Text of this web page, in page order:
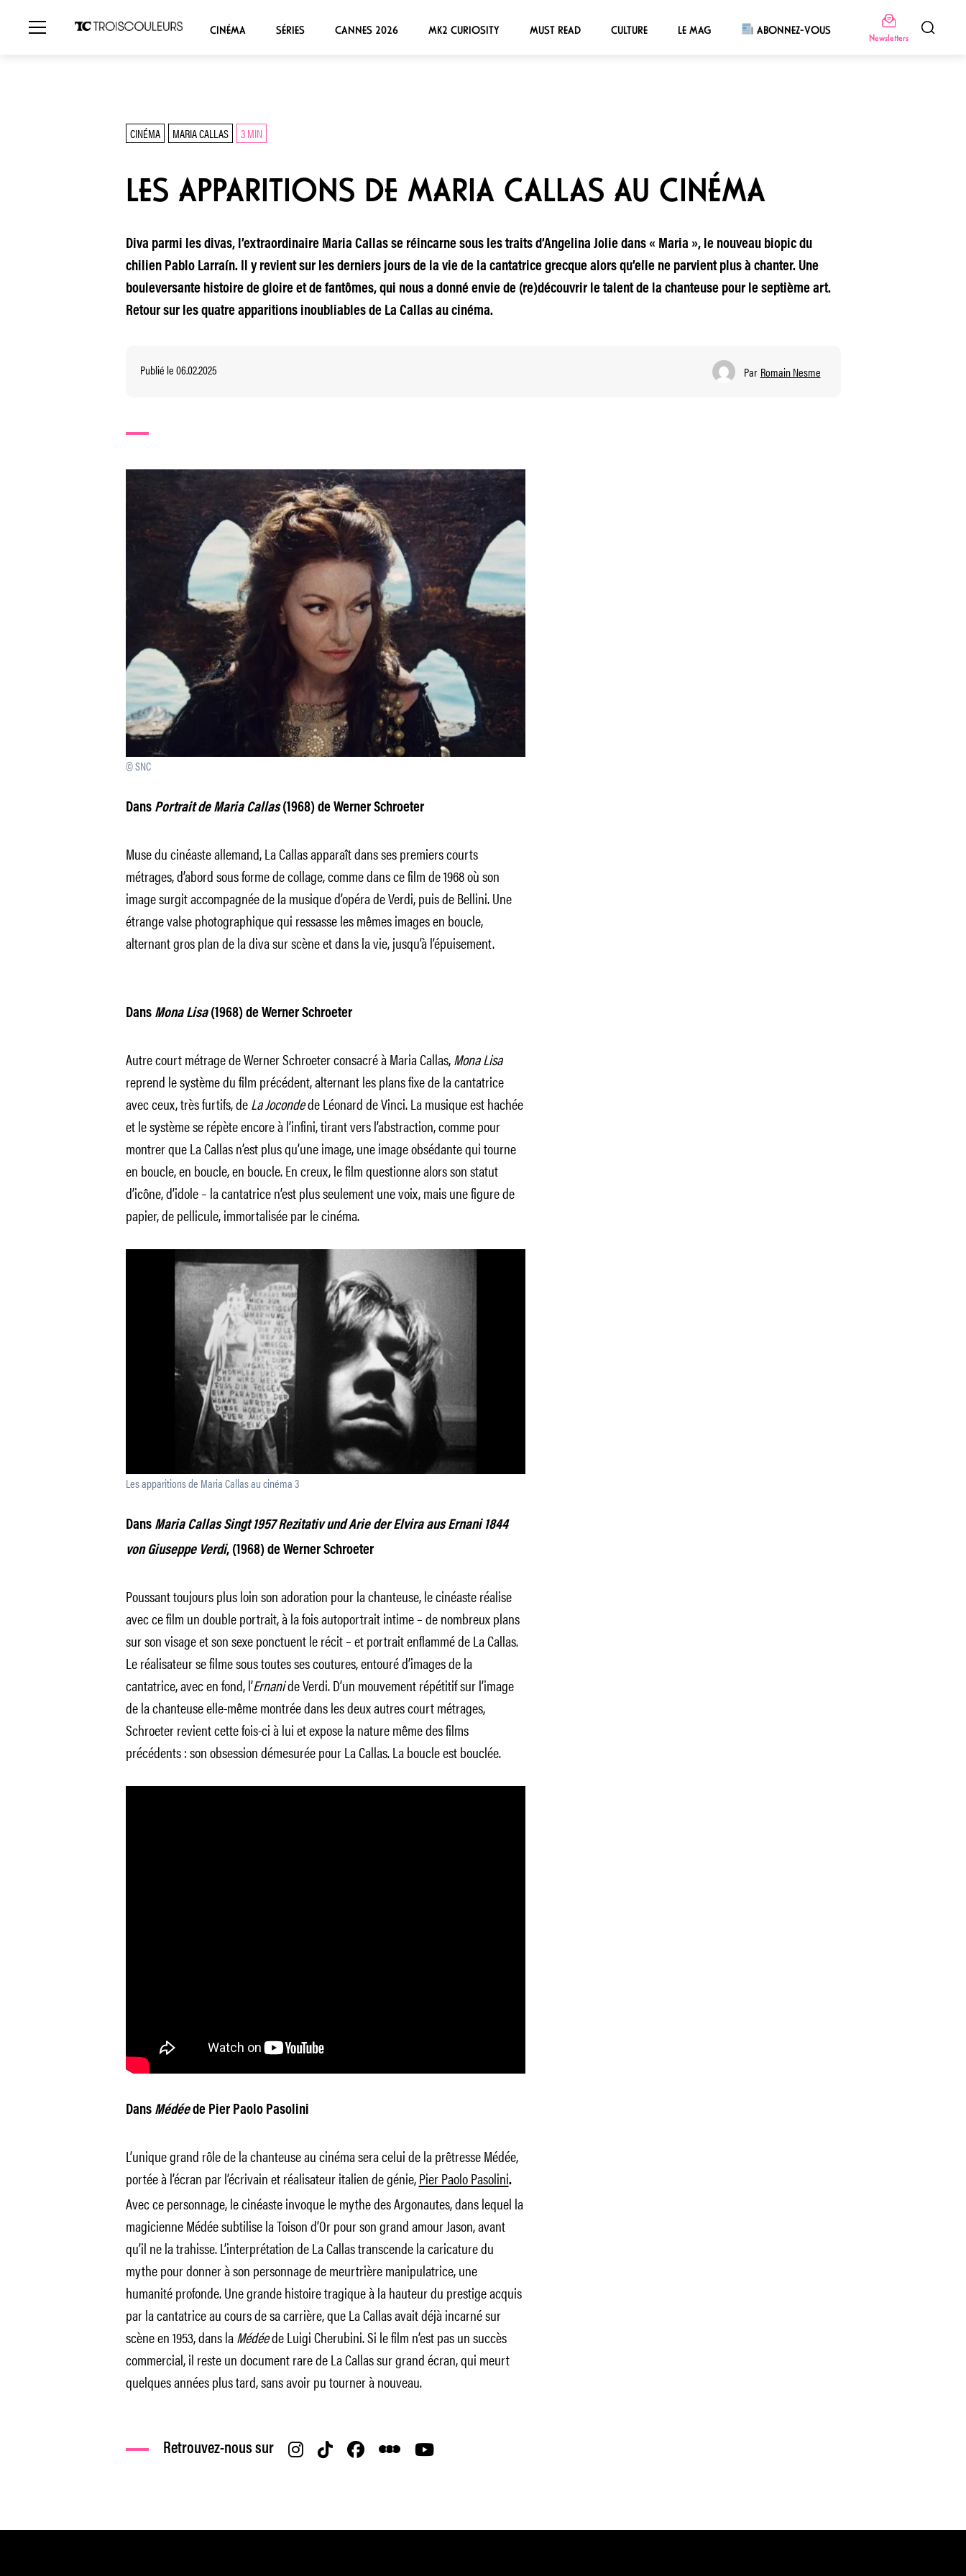
CINÉMA SÉRIES CANNES 2026 MK2 CURIOSITY MUST READ CULTURE LE MAG ABONNEZ-VOUS
Newsletters
CINÉMA MARIA CALLAS 3 MIN
LES APPARITIONS DE MARIA CALLAS AU CINÉMA
Diva parmi les divas, l’extraordinaire Maria Callas se réincarne sous les traits d’Angelina Jolie dans « Maria », le nouveau biopic du
chilien Pablo Larraín. Il y revient sur les derniers jours de la vie de la cantatrice grecque alors qu’elle ne parvient plus à chanter. Une
bouleversante histoire de gloire et de fantômes, qui nous a donné envie de (re)découvrir le talent de la chanteuse pour le septième art.
Retour sur les quatre apparitions inoubliables de La Callas au cinéma.
Publié le 06.02.2025 Par Romain Nesme
© SNC
Dans Portrait de Maria Callas(1968) de Werner Schroeter
Muse du cinéaste allemand, La Callas apparaît dans ses premiers courts
métrages, d’abord sous forme de collage, comme dans ce film de 1968 où son
image surgit accompagnée de la musique d’opéra de Verdi, puis de Bellini. Une
étrange valse photographique qui ressasse les mêmes images en boucle,
alternant gros plan de la diva sur scène et dans la vie, jusqu’à l’épuisement.
Dans Mona Lisa(1968) de Werner Schroeter
Autre court métrage de Werner Schroeter consacré à Maria Callas,Mona Lisa
reprend le système du film précédent, alternant les plans fixe de la cantatrice
avec ceux, très furtifs, deLa Jocondede Léonard de Vinci. La musique est hachée
et le système se répète encore à l’infini, tirant vers l’abstraction, comme pour
montrer que La Callas n’est plus qu’une image, une image obsédante qui tourne
en boucle, en boucle, en boucle. En creux, le film questionne alors son statut
d’icône, d’idole – la cantatrice n’est plus seulement une voix, mais une figure de
papier, de pellicule, immortalisée par le cinéma.
Les apparitions de Maria Callas au cinéma 3
Dans Maria Callas Singt 1957 Rezitativ und Arie der Elvira aus Ernani 1844
von Giuseppe Verdi, (1968) de Werner Schroeter
Poussant toujours plus loin son adoration pour la chanteuse, le cinéaste réalise
avec ce film un double portrait, à la fois autoportrait intime – de nombreux plans
sur son visage et son sexe ponctuent le récit – et portrait enflammé de La Callas.
Le réalisateur se filme sous toutes ses coutures, entouré d’images de la
cantatrice, avec en fond, l’Ernanide Verdi. D’un mouvement répétitif sur l’image
de la chanteuse elle-même montrée dans les deux autres court métrages,
Schroeter revient cette fois-ci à lui et expose la nature même des films
précédents : son obsession démesurée pour La Callas. La boucle est bouclée.
Dans Médéede Pier Paolo Pasolini
L’unique grand rôle de la chanteuse au cinéma sera celui de la prêtresse Médée,
portée à l’écran par l’écrivain et réalisateur italien de génie,Pier Paolo Pasolini.
Avec ce personnage, le cinéaste invoque le mythe des Argonautes, dans lequel la
magicienne Médée subtilise la Toison d’Or pour son grand amour Jason, avant
qu’il ne la trahisse. L’interprétation de La Callas transcende la caricature du
mythe pour donner à son personnage de meurtrière manipulatrice, une
humanité profonde. Une grande histoire tragique à la hauteur du prestige acquis
par la cantatrice au cours de sa carrière, que La Callas avait déjà incarné sur
scène en 1953, dans laMédéede Luigi Cherubini. Si le film n’est pas un succès
commercial, il reste un document rare de La Callas sur grand écran, qui meurt
quelques années plus tard, sans avoir pu tourner à nouveau.
Retrouvez-nous sur